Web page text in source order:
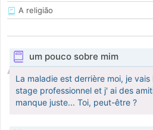
A religião
um pouco sobre mim
La maladie est derrière moi, je
stage professionnel et j' ai des
manque juste... Toi, peut-être ?